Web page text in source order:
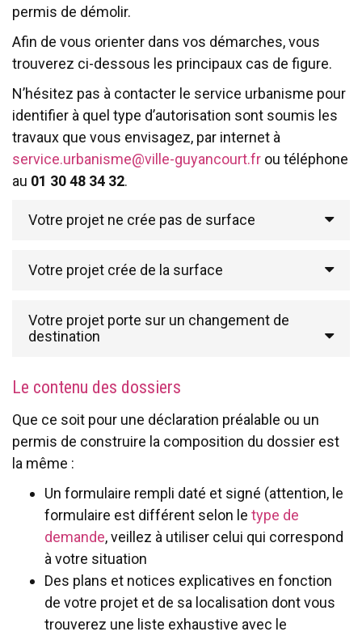
permis de démolir.
Afin de vous orienter dans vos démarches, vous
trouverez ci-dessous les principaux cas de figure.
N’hésitez pas à contacter le service urbanisme pour
identifier à quel type d’autorisation sont soumis les
travaux que vous envisagez, par internet à
service.urbanisme@ville-guyancourt.fr ou téléphone
au 01 30 48 34 32.
Votre projet ne crée pas de surface
Votre projet crée de la surface
Votre projet porte sur un changement de
destination
Le contenu des dossiers
Que ce soit pour une déclaration préalable ou un
permis de construire la composition du dossier est
la même :
Un formulaire rempli daté et signé (attention, le
formulaire est différent selon le type de
demande, veillez à utiliser celui qui correspond
à votre situation
Des plans et notices explicatives en fonction
de votre projet et de sa localisation dont vous
trouverez une liste exhaustive avec le